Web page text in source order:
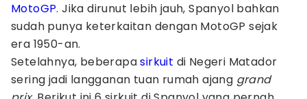
MotoGP. Jika dirunut lebih jauh, Spanyol bahkan
sudah punya keterkaitan dengan MotoGP sejak
era 1950-an.
Setelahnya, beberapasirkuit di Negeri Matador
sering jadi langganan tuan rumah ajang grand